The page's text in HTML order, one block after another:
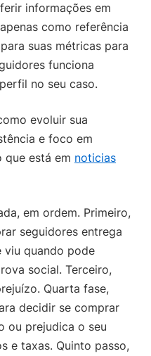
informações em
como referência
suas métricas para
funciona
no seu caso.
evoluir sua
e foco em
que está em noticias
em ordem. Primeiro,
seguidores entrega
viu quando pode
social. Terceiro,
Quarta fase,
decidir se comprar
ou prejudica o seu
e taxas. Quinto passo,